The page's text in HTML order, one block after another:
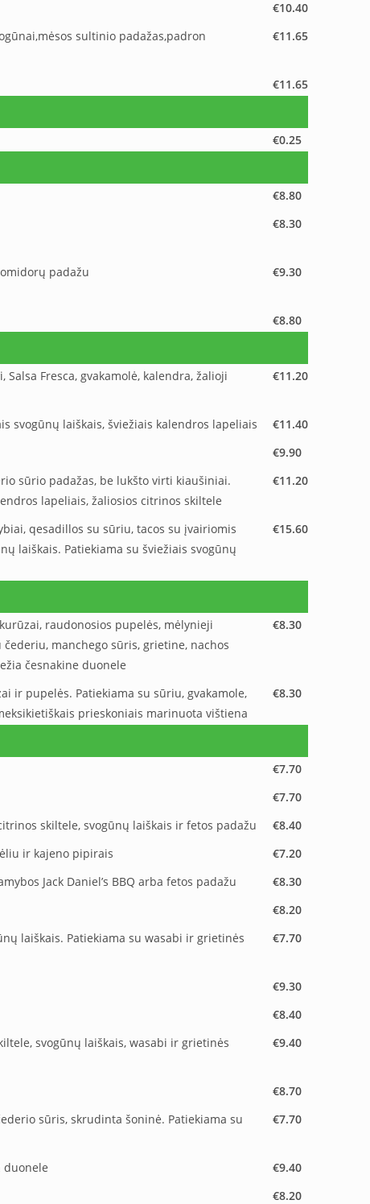
€10.40
sultinio padažas,padron
€11.65
€11.65
€0.25
€8.80
€8.30
padažu €9.30
€8.80
Fresca, gvakamolė, kalendra, žalioji
€11.20
svogūnų laiškais, šviežiais kalendros lapeliais
€11.40
€9.90
sūrio padažas, be lukšto virti kiaušiniai.
lapeliais, žaliosios citrinos skiltele
€11.20
qesadillos su sūriu, tacos su įvairiomis
laiškais. Patiekiama su šviežiais svogūnų
€15.60
raudonosios pupelės, mėlynieji
manchego sūris, grietine, nachos
česnakine duonele
€8.30
ir pupelės. Patiekiama su sūriu, gvakamole,
prieskoniais marinuota vištiena
€8.30
€7.70
€7.70
skiltele, svogūnų laiškais ir fetos padažu
€8.40
ir kajeno pipirais
€7.20
Jack Daniel’s BBQ arba fetos padažu
€8.30
€8.20
laiškais. Patiekiama su wasabi ir grietinės
€7.70
€9.30
€8.40
svogūnų laiškais, wasabi ir grietinės
€9.40
€8.70
sūris, skrudinta šoninė. Patiekiama su
€7.70
duonele
€9.40
€8.20